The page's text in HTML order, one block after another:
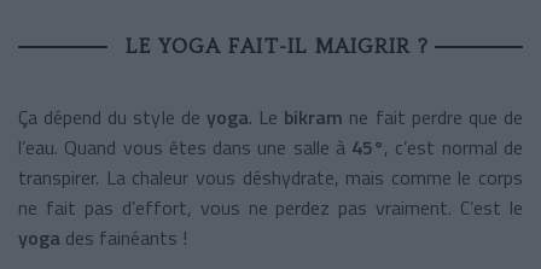
LE YOGA FAIT-IL MAIGRIR ?
Ça dépend du style de yoga. Le bikram ne fait perdre que de
l’eau. Quand vous êtes dans une salle à 45°, c’est normal de
transpirer. La chaleur vous déshydrate, mais comme le corps
ne fait pas d’effort, vous ne perdez pas vraiment. C’est le
yoga des fainéants !